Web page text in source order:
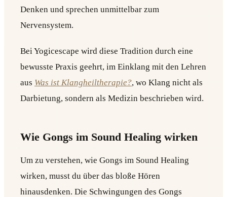
Denken und sprechen unmittelbar zum
Nervensystem.
Bei Yogicescape wird diese Tradition durch eine
bewusste Praxis geehrt, im Einklang mit den Lehren
aus Was ist Klangheiltherapie?, wo Klang nicht als
Darbietung, sondern als Medizin beschrieben wird.
Wie Gongs im Sound Healing wirken
Um zu verstehen, wie Gongs im Sound Healing
wirken, musst du über das bloße Hören
hinausdenken. Die Schwingungen des Gongs